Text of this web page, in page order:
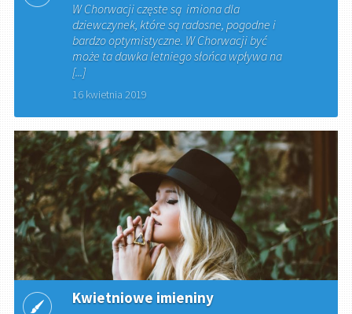
W Chorwacji częste są imiona dla
dziewczynek, które są radosne, pogodne i
bardzo optymistyczne. W Chorwacji być
może ta dawka letniego słońca wpływa na
[...]
16 kwietnia 2019
Kwietniowe imieniny